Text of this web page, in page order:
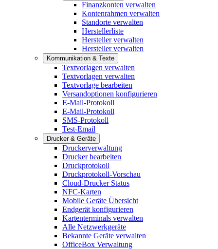
Finanzkonten verwalten
Kontenrahmen verwalten
Standorte verwalten
Herstellerliste
Hersteller verwalten
Hersteller verwalten
Kommunikation & Texte
Textvorlagen verwalten
Textvorlagen verwalten
Textvorlage bearbeiten
Versandoptionen konfigurieren
E-Mail-Protokoll
E-Mail-Protokoll
SMS-Protokoll
Test-Email
Drucker & Geräte
Druckerverwaltung
Drucker bearbeiten
Druckprotokoll
Druckprotokoll-Vorschau
Cloud-Drucker Status
NFC-Karten
Mobile Geräte Übersicht
Endgerät konfigurieren
Kartenterminals verwalten
Alle Netzwerkgeräte
Bekannte Geräte verwalten
OfficeBox Verwaltung